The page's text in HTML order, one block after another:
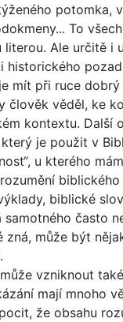
potomka,
To
literou. Ale určitě i
historického
mít při ruce
člověk věděl, ke
kontextu. Další
je použit v
u kterého
biblické
samotného často
zná, může být
vzniknout
mají mnoho
že obsahu